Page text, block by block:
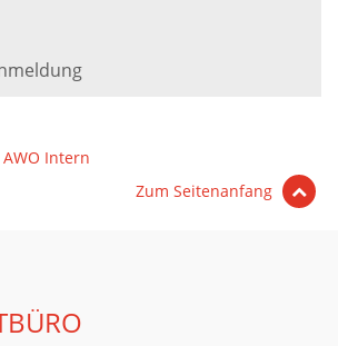
AWO Intern
Zum Seitenanfang